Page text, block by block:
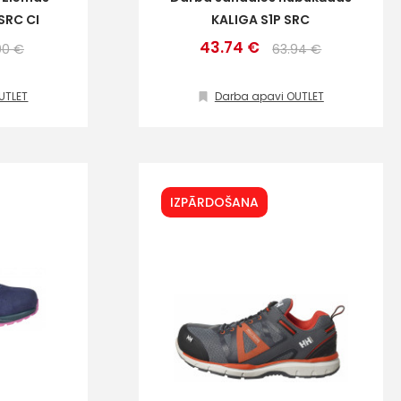
CI
€
KALIGA S1P SRC
43.74 € 63.94 €
Darba apavi OUTLET
IZPĀRDOŠANA
un īpašos piedāvājumus e-